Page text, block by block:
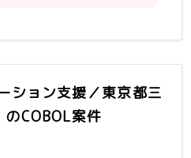
ション支援／東京都三
のCOBOL案件